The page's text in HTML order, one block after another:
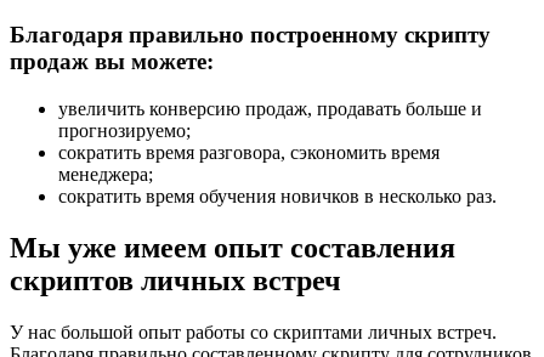
Благодаря правильно построенному скрипту
продаж вы можете:
увеличить конверсию продаж, продавать больше и
прогнозируемо;
сократить время разговора, сэкономить время
менеджера;
сократить время обучения новичков в несколько раз.
Мы уже имеем опыт составления
скриптов личных встреч
У нас большой опыт работы со скриптами личных встреч.